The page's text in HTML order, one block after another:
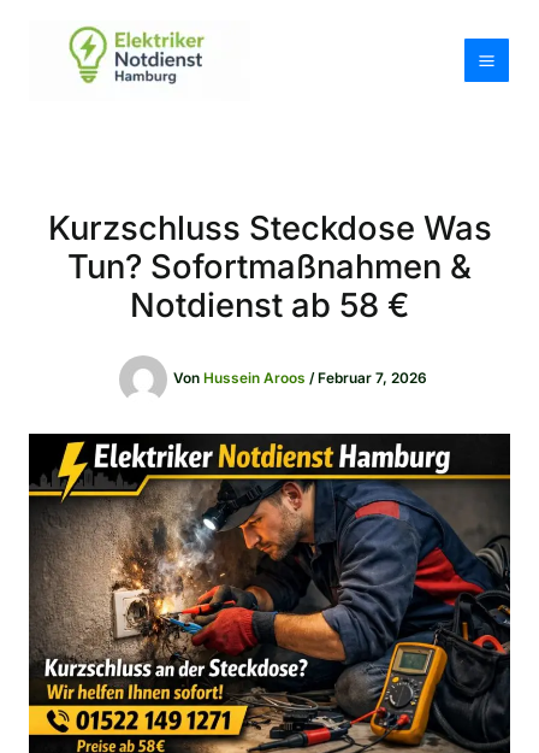
Kurzschluss Steckdose Was
Tun? Sofortmaßnahmen &
Notdienst ab 58 €
Von Hussein Aroos / Februar 7, 2026